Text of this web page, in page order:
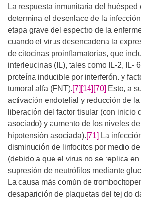
La respuesta inmunitaria del huésped
determina el desenlace de la
etapa grave del espectro de la
cuando el virus desencadena la
de citocinas proinflamatorias, que
interleucinas (IL), tales como IL-2, IL-
proteína inducible por interferón, y
tumoral alfa (FNT).[7] [14] [70] Esto, a
activación endotelial y reducción de
liberación del factor tisular (con inicio
asociado) y aumento de los niveles
hipotensión asociada).[71] La
disminución de linfocitos por medio
(debido a que el virus no se replica
supresión de neutrófilos mediante
La causa más común de
desaparición de plaquetas del tejido